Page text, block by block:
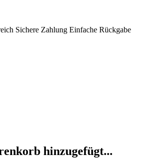
Sichere Zahlung Einfache Rückgabe
hinzugefügt...